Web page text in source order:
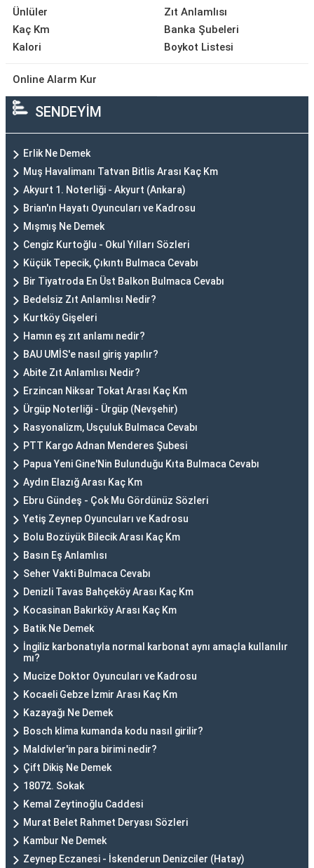
Ünlüler
Kaç Km
Kalori
Zıt Anlamlısı
Banka Şubeleri
Boykot Listesi
Online Alarm Kur
SENDEYİM
Erlik Ne Demek
Muş Havalimanı Tatvan Bitlis Arası Kaç Km
Akyurt 1. Noterliği - Akyurt (Ankara)
Brian'ın Hayatı Oyuncuları ve Kadrosu
Mışmış Ne Demek
Cengiz Kurtoğlu - Okul Yılları Sözleri
Küçük Tepecik, Çıkıntı Bulmaca Cevabı
Bir Tiyatroda En Üst Balkon Bulmaca Cevabı
Bedelsiz Zıt Anlamlısı Nedir?
Kurtköy Gişeleri
Hamın eş zıt anlamı nedir?
BAU UMİS'e nasıl giriş yapılır?
Abite Zıt Anlamlısı Nedir?
Erzincan Niksar Tokat Arası Kaç Km
Ürgüp Noterliği - Ürgüp (Nevşehir)
Rasyonalizm, Usçuluk Bulmaca Cevabı
PTT Kargo Adnan Menderes Şubesi
Papua Yeni Gine'Nin Bulunduğu Kıta Bulmaca Cevabı
Aydın Elazığ Arası Kaç Km
Ebru Gündeş - Çok Mu Gördünüz Sözleri
Yetiş Zeynep Oyuncuları ve Kadrosu
Bolu Bozüyük Bilecik Arası Kaç Km
Basın Eş Anlamlısı
Seher Vakti Bulmaca Cevabı
Denizli Tavas Bahçeköy Arası Kaç Km
Kocasinan Bakırköy Arası Kaç Km
Batik Ne Demek
İngiliz karbonatıyla normal karbonat aynı amaçla kullanılır
mı?
Mucize Doktor Oyuncuları ve Kadrosu
Kocaeli Gebze İzmir Arası Kaç Km
Kazayağı Ne Demek
Bosch klima kumanda kodu nasıl girilir?
Maldivler'in para birimi nedir?
Çift Dikiş Ne Demek
18072. Sokak
Kemal Zeytinoğlu Caddesi
Murat Belet Rahmet Deryası Sözleri
Kambur Ne Demek
Zeynep Eczanesi - İskenderun Denizciler (Hatay)